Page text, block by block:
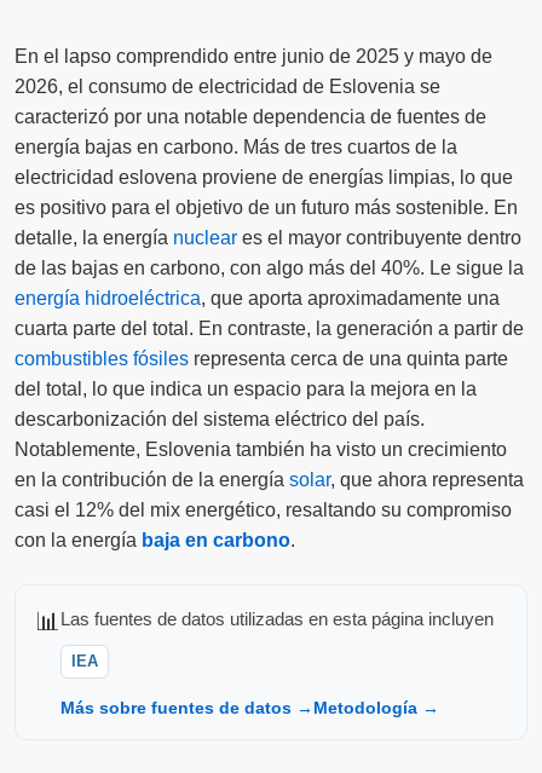
En el lapso comprendido entre junio de 2025 y mayo de
2026, el consumo de electricidad de Eslovenia se
caracterizó por una notable dependencia de fuentes de
energía bajas en carbono. Más de tres cuartos de la
electricidad eslovena proviene de energías limpias, lo que
es positivo para el objetivo de un futuro más sostenible. En
detalle, la energía nuclear es el mayor contribuyente dentro
de las bajas en carbono, con algo más del 40%. Le sigue la
energía hidroeléctrica, que aporta aproximadamente una
cuarta parte del total. En contraste, la generación a partir de
combustibles fósiles representa cerca de una quinta parte
del total, lo que indica un espacio para la mejora en la
descarbonización del sistema eléctrico del país.
Notablemente, Eslovenia también ha visto un crecimiento
en la contribución de la energía solar, que ahora representa
casi el 12% del mix energético, resaltando su compromiso
con la energía baja en carbono.
📊 Las fuentes de datos utilizadas en esta página incluyen
IEA
Más sobre fuentes de datos → Metodología →